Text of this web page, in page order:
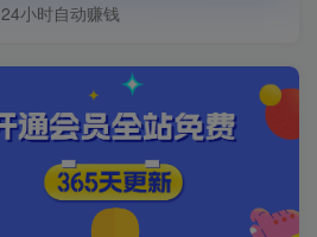
24小时自动赚钱